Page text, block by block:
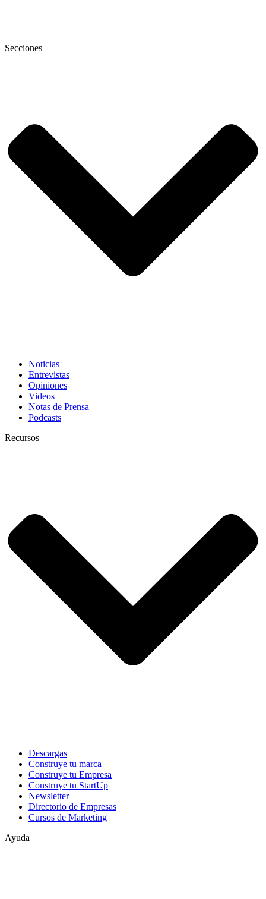
Secciones
Noticias
Entrevistas
Opiniones
Videos
Notas de Prensa
Podcasts
Recursos
Descargas
Construye tu marca
Construye tu Empresa
Construye tu StartUp
Newsletter
Directorio de Empresas
Cursos de Marketing
Ayuda